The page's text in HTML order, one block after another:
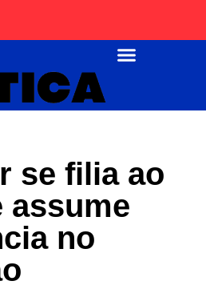
se filia ao
assume
no